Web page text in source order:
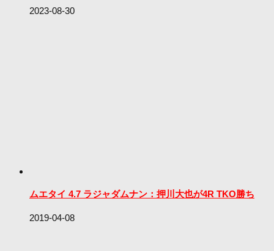
2023-08-30
ムエタイ 4.7 ラジャダムナン：押川大也が4R TKO勝ち
2019-04-08